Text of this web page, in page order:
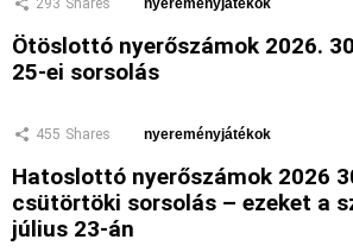
Ötöslottó nyerőszámok 2026.
25-ei sorsolás
455 Shares nyereményjátékok
Hatoslottó nyerőszámok 2026
csütörtöki sorsolás – ezeket a
július 23-án